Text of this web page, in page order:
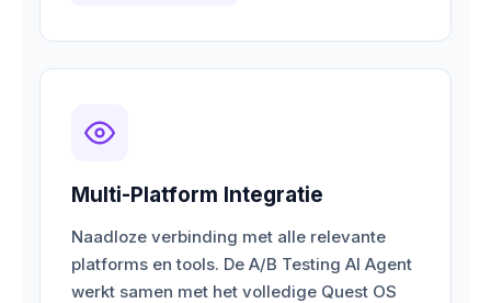
Multi-Platform Integratie
Naadloze verbinding met alle relevante
platforms en tools. De A/B Testing AI Agent
werkt samen met het volledige Quest OS